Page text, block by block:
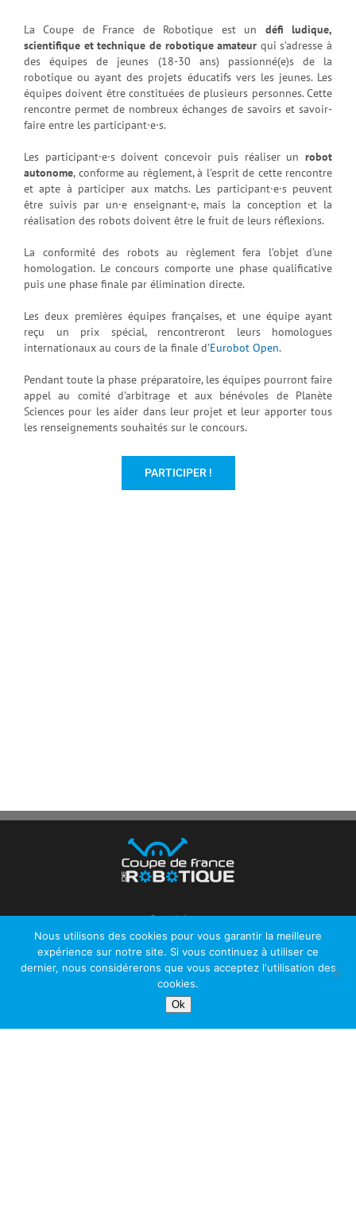
La Coupe de France de Robotique est un défi ludique,
scientifique et technique de robotique amateur qui s’adresse à
des équipes de jeunes (18-30 ans) passionné(e)s de la
robotique ou ayant des projets éducatifs vers les jeunes. Les
équipes doivent être constituées de plusieurs personnes. Cette
rencontre permet de nombreux échanges de savoirs et savoir-
faire entre les participant·e·s.
Les participant·e·s doivent concevoir puis réaliser un robot
autonome, conforme au règlement, à l’esprit de cette rencontre
et apte à participer aux matchs. Les participant·e·s peuvent
être suivis par un·e enseignant·e, mais la conception et la
réalisation des robots doivent être le fruit de leurs réflexions.
La conformité des robots au règlement fera l’objet d’une
homologation. Le concours comporte une phase qualificative
puis une phase finale par élimination directe.
Les deux premières équipes françaises, et une équipe ayant
reçu un prix spécial, rencontreront leurs homologues
internationaux au cours de la finale d’Eurobot Open.
Pendant toute la phase préparatoire, les équipes pourront faire
appel au comité d’arbitrage et aux bénévoles de Planète
Sciences pour les aider dans leur projet et leur apporter tous
les renseignements souhaités sur le concours.
PARTICIPER !
Organisée par
Nous utilisons des cookies pour vous garantir la meilleure
expérience sur notre site. Si vous continuez à utiliser ce
dernier, nous considérerons que vous acceptez l'utilisation des
cookies.
Ok